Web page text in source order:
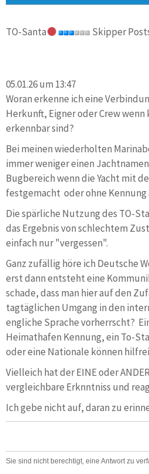
TO-Santa Skipper
05.01.26 um 13:47
Woran erkenne ich eine
Herkunft, Eigner oder Crew wenn
erkennbar sind?
Bei meinen wiederholten
immer weniger einen
Bugbereich wenn die Yacht mit
festgemacht oder ohne
Die spärliche Nutzung des TO-
das Ergebnis von schlechtem
einfach nur "vergessen".
Ganz zufällig höre ich Deutsche
erst dann entsteht eine
schade, dass man hier auf den
tagtäglichen Umgang in den
engliche Sprache vorherrscht?
Heimathafen Kennung, ein To-
oder eine Nationale können
Vielleich hat der EINE oder
vergleichbare Erknntniss und
Ich gebe nicht auf, daran zu
Sie sind nicht berechtigt, eine Antwort zu